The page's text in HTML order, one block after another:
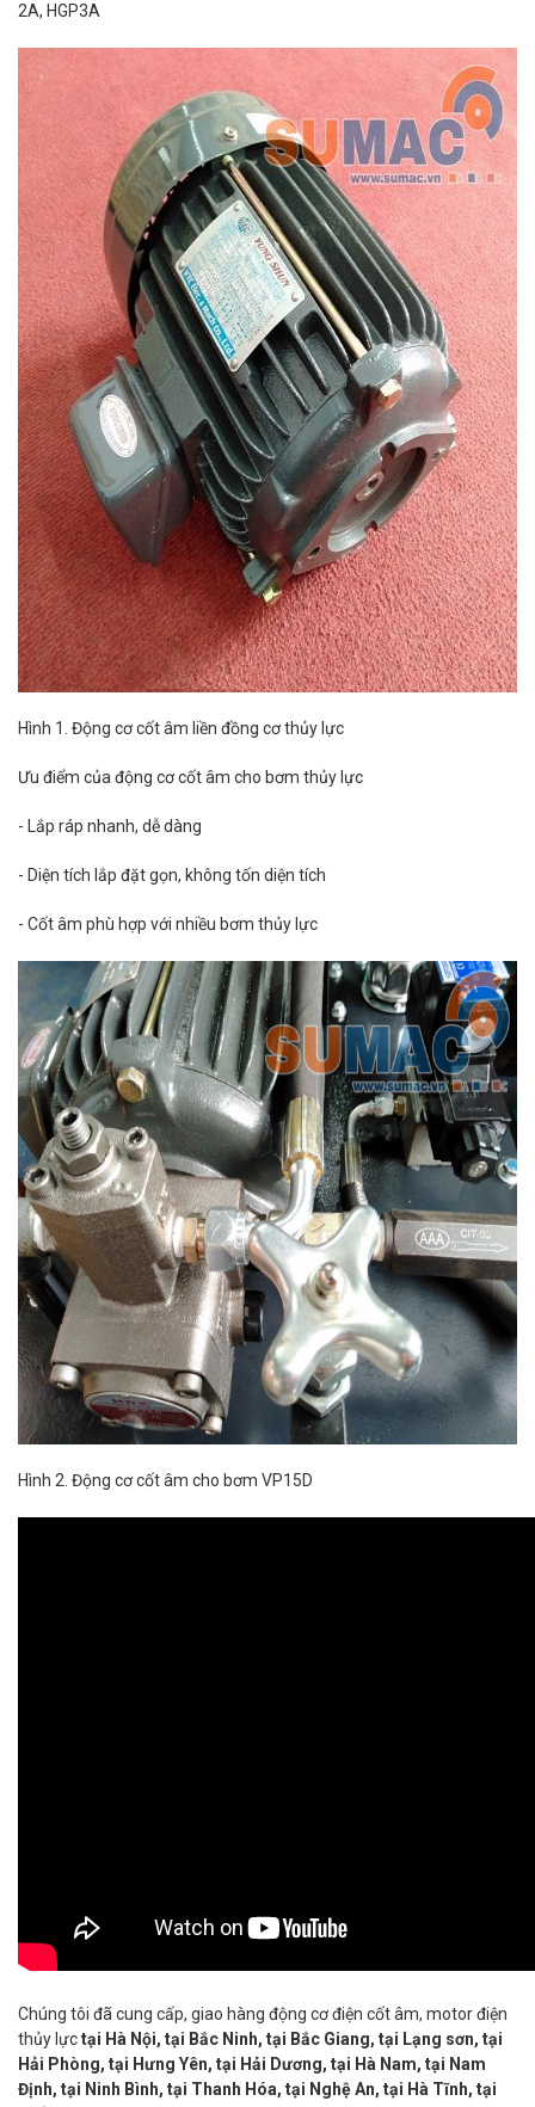
2A, HGP3A
Hình 1. Động cơ cốt âm liền đồng cơ thủy lực
Ưu điểm của động cơ cốt âm cho bơm thủy lực
- Lắp ráp nhanh, dễ dàng
- Diện tích lắp đặt gọn, không tốn diện tích
- Cốt âm phù hợp với nhiều bơm thủy lực
Hình 2. Động cơ cốt âm cho bơm VP15D
Chúng tôi đã cung cấp, giao hàng động cơ điện cốt âm, motor điện
thủy lựctại Hà Nội, tại Bắc Ninh, tại Bắc Giang, tại Lạng sơn, tại
Hải Phòng, tại Hưng Yên, tại Hải Dương, tại Hà Nam, tại Nam
Định, tại Ninh Bình, tại Thanh Hóa, tại Nghệ An, tại Hà Tĩnh, tại